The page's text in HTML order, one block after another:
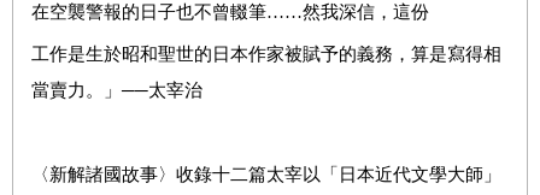
在空襲警報的日子也不曾輟筆……然我深信，這份
工作是生於昭和聖世的日本作家被賦予的義務，算是寫得相
當賣力。」──太宰治
〈新解諸國故事〉收錄十二篇太宰以「日本近代文學大師」